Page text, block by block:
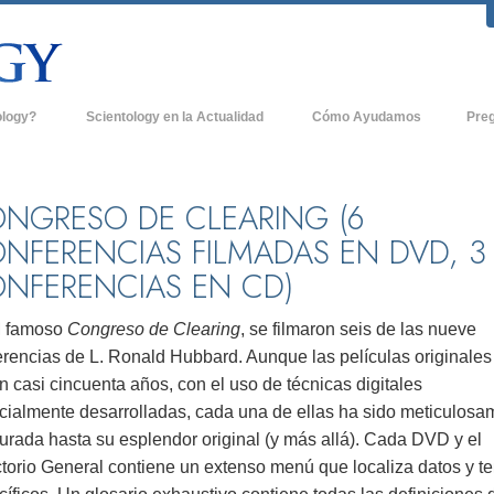
acerca de
de Scientology
Dianética
es Grandeza?
Scientology en la Actualidad
Organizaciones Avanzadas
Base en Tierra de Flag
Freewinds
Llevando Scientology al Mundo
David Miscavige - Líder Eclesiástico de
Scientology
Cómo Ayudamos
La
DE CLEARING (6
FILMADAS EN DVD, 3
EN CD)
famoso Congreso de Clearing, se filmaron seis de las nueve
de L. Ronald Hubbard. Aunque las películas originales
casi cincuenta años, con el uso de técnicas digitales
desarrolladas, cada una de ellas ha sido
hasta su esplendor original (y más allá). Cada DVD y el
General contiene un extenso menú que localiza datos y